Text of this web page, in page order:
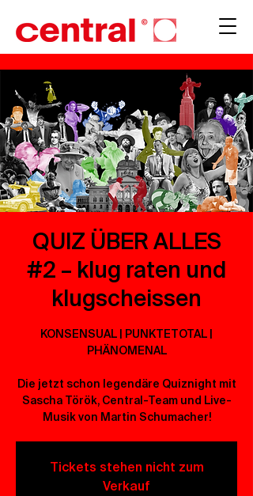
QUIZ ÜBER ALLES
#2 – klug raten und
klugscheissen
KONSENSUAL | PUNKTETOTAL |
PHÄNOMENAL
Die jetzt schon legendäre Quiznight mit
Sascha Török, Central-Team und Live-
Musik von Martin Schumacher!
Tickets stehen nicht zum
Verkauf